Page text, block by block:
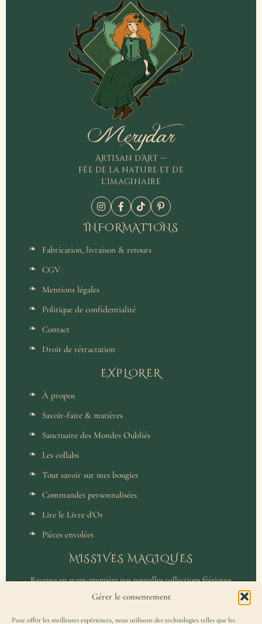
Gérer le consentement
Pour offrir les meilleures expériences, nous utilisons des technologies telles que les
Merydar
Artisan d'Art —
Fée de la nature et de
l'imaginaire
INFORMATIONS
Fabrication, livraison & retours
CGV
Mentions légales
Politique de confidentialité
Contact
Droit de rétractation
EXPLORER
À propos
Savoir-faire & matières
Sanctuaire des Mondes Oubliés
Les collabs
Tout savoir sur mes bougies
Commandes personnalisées
Lire le Livre d'Or
Pièces envolées
MISSIVES MAGIQUES
Recevez en avant-première nos nouvelles collections féériques
et un accès privilégié aux coulisses de l'atelier.